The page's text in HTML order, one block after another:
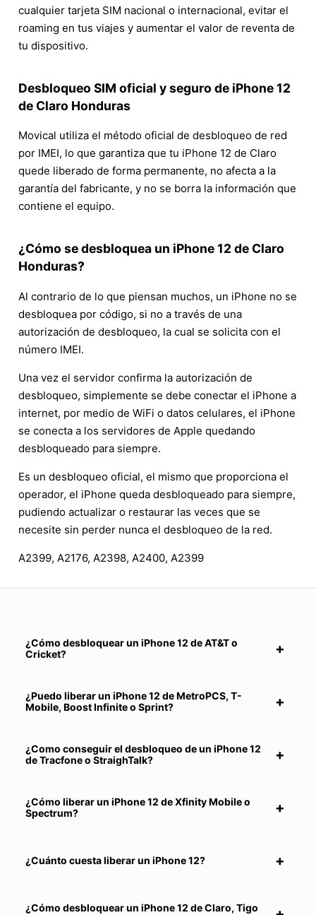
cualquier tarjeta SIM nacional o internacional, evitar el
roaming en tus viajes y aumentar el valor de reventa de
tu dispositivo.
Desbloqueo SIM oficial y seguro de iPhone 12
de Claro Honduras
Movical utiliza el método oficial de desbloqueo de red
por IMEI, lo que garantiza que tu iPhone 12 de Claro
quede liberado de forma permanente, no afecta a la
garantía del fabricante, y no se borra la información que
contiene el equipo.
¿Cómo se desbloquea un iPhone 12 de Claro
Honduras?
Al contrario de lo que piensan muchos, un iPhone no se
desbloquea por código, si no a través de una
autorización de desbloqueo, la cual se solicita con el
número IMEI.
Una vez el servidor confirma la autorización de
desbloqueo, simplemente se debe conectar el iPhone a
internet, por medio de WiFi o datos celulares, el iPhone
se conecta a los servidores de Apple quedando
desbloqueado para siempre.
Es un desbloqueo oficial, el mismo que proporciona el
operador, el iPhone queda desbloqueado para siempre,
pudiendo actualizar o restaurar las veces que se
necesite sin perder nunca el desbloqueo de la red.
A2399, A2176, A2398, A2400, A2399
¿Cómo desbloquear un iPhone 12 de AT&T o
Cricket?
¿Puedo liberar un iPhone 12 de MetroPCS, T-
Mobile, Boost Infinite o Sprint?
¿Como conseguir el desbloqueo de un iPhone 12
de Tracfone o StraighTalk?
¿Cómo liberar un iPhone 12 de Xfinity Mobile o
Spectrum?
¿Cuánto cuesta liberar un iPhone 12?
¿Cómo desbloquear un iPhone 12 de Claro, Tigo